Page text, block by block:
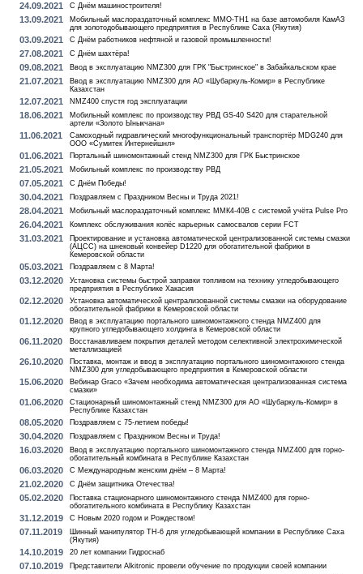
24.09.2021 С Днём машиностроителя!
13.09.2021
Мобильный маслораздаточный комплекс MMO-TH1 на базе автомобиля КамАЗ
для золотодобывающего предприятия в Республике Саха (Якутия)
03.09.2021 С Днём работников нефтяной и газовой промышленности!
27.08.2021 С Днём шахтёра!
09.08.2021 Ввод в эксплуатацию NMZ300 для ГРК "Быстринское" в Забайкальском крае
21.07.2021
Ввод в эксплуатацию NMZ300 для АО «Шубаркуль-Комир» в Республике
Казахстан
12.07.2021 NMZ400 спустя год эксплуатации
18.06.2021
Мобильный комплекс по производству РВД GS-40 S420 для старательной
артели «Золото Ыныкчана»
11.06.2021
Самоходный гидравлический многофункциональный транспортёр MDG240 для
ООО «Сумитек Интернейшнл»
01.06.2021 Портальный шиномонтажный стенд NMZ300 для ГРК Быстринское
21.05.2021 Мобильный комплекс по производству РВД
07.05.2021 С Днём Победы!
30.04.2021 Поздравляем с Праздником Весны и Труда 2021!
28.04.2021 Мобильный маслораздаточный комплекс ММК4-40В с системой учёта Pulse Pro
26.04.2021 Комплекс обслуживания колёс карьерных самосвалов серии FCT
31.03.2021
Проектирование и установка автоматической централизованной системы смазки
(АЦСС) на шнековый конвейер D1220 для обогатительной фабрики в
Кемеровской области
05.03.2021 Поздравляем с 8 Марта!
03.12.2020
Установка системы быстрой заправки топливом на технику угледобывающего
предприятия в Республике Хакасия
02.12.2020
Установка автоматической централизованной системы смазки на оборудование
обогатительной фабрики в Кемеровской области
01.12.2020
Ввод в эксплуатацию портального шиномонтажного стенда NMZ400 для
крупного угледобывающего холдинга в Кемеровской области
06.11.2020
Восстанавливаем покрытия деталей методом селективной электрохимической
металлизацией
26.10.2020
Поставка, монтаж и ввод в эксплуатацию портального шиномонтажного стенда
NMZ300 для угледобывающего предприятия в Кемеровской области
15.06.2020
Вебинар Graco «Зачем необходима автоматическая централизованная система
смазки»
01.06.2020
Стационарный шиномонтажный стенд NMZ300 для АО «Шубаркуль-Комир» в
Республике Казахстан
08.05.2020 Поздравляем с 75-летием победы!
30.04.2020 Поздравляем с Праздником Весны и Труда!
16.03.2020
Ввод в эксплуатацию портального шиномонтажного стенда NMZ400 для горно-
обогатительный комбината в Республике Казахстан
06.03.2020 С Международным женским днём – 8 Марта!
21.02.2020 С Днём защитника Отечества!
05.02.2020
Поставка стационарного шиномонтажного стенда NMZ400 для горно-
обогатительного комбината в Республику Казахстан
31.12.2019 С Новым 2020 годом и Рождеством!
07.11.2019
Шинный манипулятор TH-6 для угледобывающей компании в Республике Саха
(Якутия)
14.10.2019 20 лет компании Гидроснаб
07.10.2019 Представители Alkitronic провели обучение по продукции своей компании